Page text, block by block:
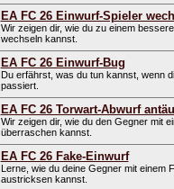
EA FC 26 Einwurf-Spieler
Wir zeigen dir, wie du zu einem
wechseln kannst.
EA FC 26 Einwurf-Bug
Du erfährst, was du tun kannst, wenn
passiert.
EA FC 26 Torwart-Abwurf
Wir zeigen dir, wie du den Gegner mit
überraschen kannst.
EA FC 26 Fake-Einwurf
Lerne, wie du deine Gegner mit einem
austricksen kannst.